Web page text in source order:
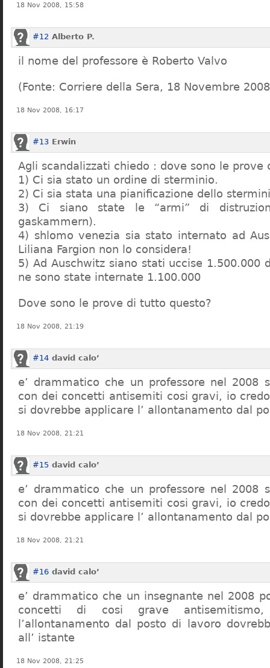
18 Nov 2008, 15:58
#12 Alberto P.
il nome del professore è Roberto Valvo
(Fonte: Corriere della Sera, 18 Novembre
18 Nov 2008, 16:17
#13 Erwin
Agli scandalizzati chiedo : dove sono le prove
1) Ci sia stato un ordine di sterminio.
2) Ci sia stata una pianificazione dello
3) Ci siano state le “armi” di
gaskammern).
4) shlomo venezia sia stato internato ad
Liliana Fargion non lo considera!
5) Ad Auschwitz siano stati uccise 1.500.000
ne sono state internate 1.100.000
Dove sono le prove di tutto questo?
18 Nov 2008, 21:19
#14 david calo’
e’ drammatico che un professore nel 2008
con dei concetti antisemiti cosi gravi, io
si dovrebbe applicare l’ allontanamento dal
18 Nov 2008, 21:21
#15 david calo’
e’ drammatico che un professore nel 2008
con dei concetti antisemiti cosi gravi, io
si dovrebbe applicare l’ allontanamento dal
18 Nov 2008, 21:21
#16 david calo’
e’ drammatico che un insegnante nel 2008
concetti di cosi grave
l’allontanamento dal posto di lavoro
all’ istante
18 Nov 2008, 21:25